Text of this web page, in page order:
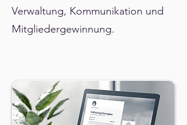
Verwaltung, Kommunikation und
Mitgliedergewinnung.